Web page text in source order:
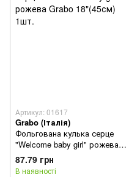
Артикул: 01617
Grabo (Італія)
Фольгована кулька серце
"Welcome baby girl" рожева
Grabo 18"(45см) 1шт.
87.79 грн
В наявності